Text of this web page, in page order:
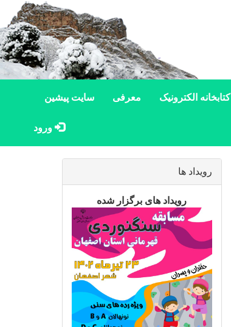
کتابخانه الکترونیک معرفی سایت پیشین
ورود
رویداد ها
رویداد های برگزار شده